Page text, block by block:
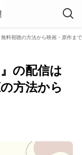
料視聴の方法から映画・原作ま
の配信は
方法から